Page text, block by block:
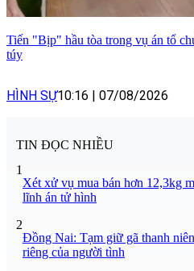
Tiến "Bịp" hầu tòa trong vụ án tổ
túy
HÌNH SỰ10:16 07/08/2026
TIN ĐỌC NHIỀU
1
Xét xử vụ mua bán hơn 12,3kg
lĩnh án tử hình
2
Đồng Nai: Tạm giữ gã thanh
riêng của người tình